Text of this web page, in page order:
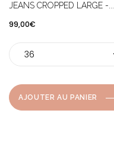
JEANS CROPPED LARGE -...
Prix
99,00€
AJOUTER AU PANIER